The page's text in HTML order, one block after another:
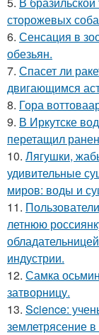
сторожевых
6. Сенсация в
обезьян.
7. Спасет ли
двигающимся
8. Гора
9. В Иркутске
перетащил
10. Лягушки,
удивительные
миров: воды и
11.
летнюю
индустрии.
12. Самка
затворницу.
13. Science:
землетрясение